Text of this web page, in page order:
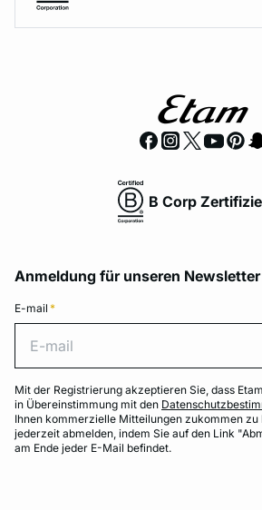
B Corp
Anmeldung für unseren Newsletter
E-mail *
Mit der Registrierung akzeptieren Sie, dass
in Übereinstimmung mit den
Ihnen kommerzielle Mitteilungen zukommen zu
jederzeit abmelden, indem Sie auf den Link
am Ende jeder E-Mail befindet.